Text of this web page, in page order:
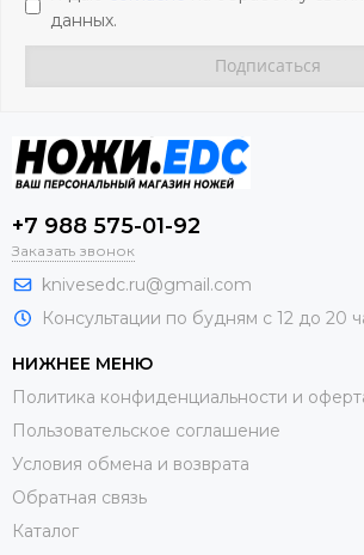
данных.
+7 988 575-01-92
Заказать звонок
knivesedc.ru@gmail.com
Консультации по будням с 12 до 20
НИЖНЕЕ МЕНЮ
Политика конфиденциальности и
Пользовательское соглашение
Условия обмена и возврата
Обратная связь
Каталог